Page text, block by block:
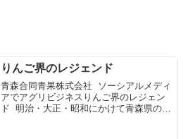
りんご界のレジェンド
青森合同青果株式会社 ソーシアルメディ
アでアグリビジネスりんご界のレジェン
ド 明治・大正・昭和にかけて青森県のり